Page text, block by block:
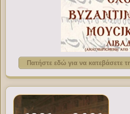
Πατήστε εδώ για να κατεβάσετε